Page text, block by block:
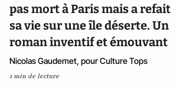
pas mort à Paris mais a refait
sa vie sur une île déserte. Un
roman inventif et émouvant
Nicolas Gaudemet, pour Culture Tops
1 min de lecture